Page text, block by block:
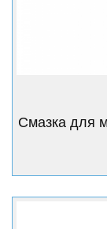
Смазка для